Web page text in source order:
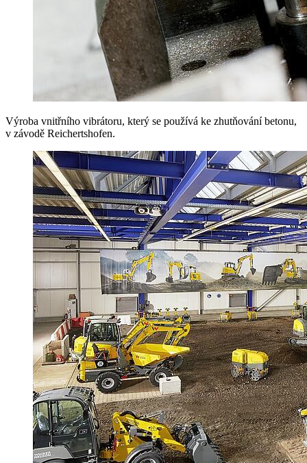
Výroba vnitřního vibrátoru, který se používá ke zhutňování betonu,
v závodě Reichertshofen.